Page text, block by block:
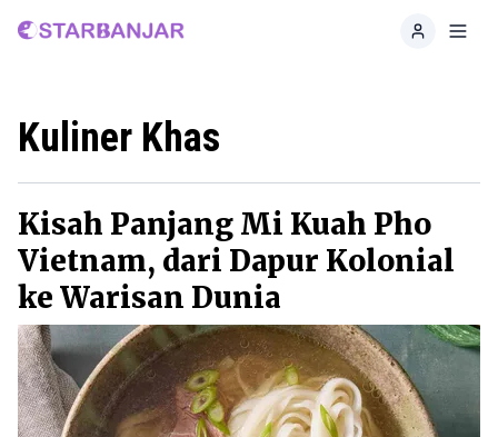
Home
Kuliner Khas
Kisah Panjang Mi Kuah Pho
Vietnam, dari Dapur Kolonial
ke Warisan Dunia